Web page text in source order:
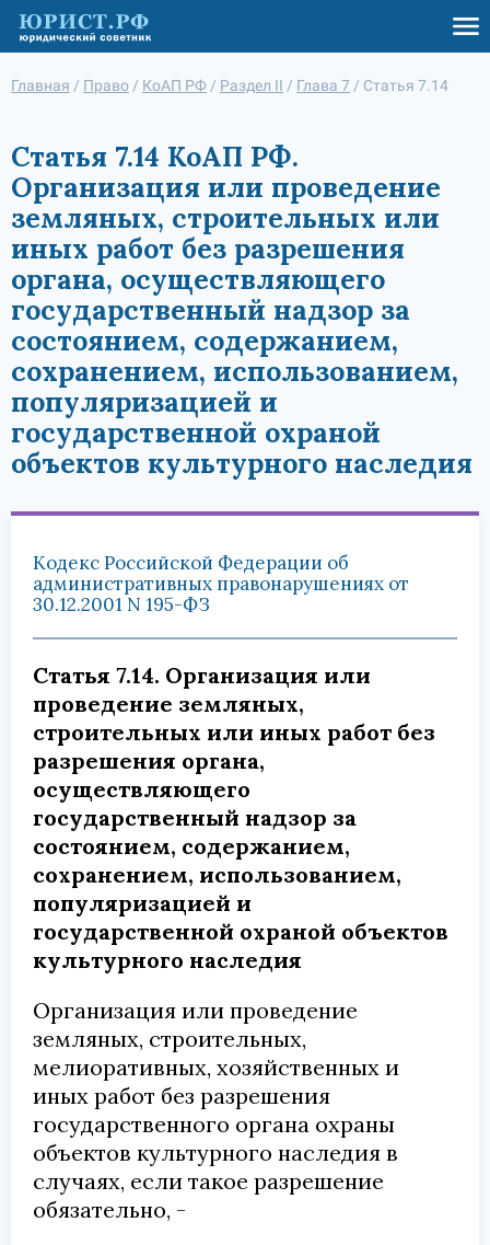
Главная / Право / КоАП РФ / Раздел II / Глава 7 / Статья 7.14
Статья 7.14 КоАП РФ.
Организация или проведение
земляных, строительных или
иных работ без разрешения
органа, осуществляющего
государственный надзор за
состоянием, содержанием,
сохранением, использованием,
популяризацией и
государственной охраной
объектов культурного наследия
Кодекс Российской Федерации об
административных правонарушениях от
30.12.2001 N 195-ФЗ
Статья 7.14. Организация или
проведение земляных,
строительных или иных работ без
разрешения органа,
осуществляющего
государственный надзор за
состоянием, содержанием,
сохранением, использованием,
популяризацией и
государственной охраной объектов
культурного наследия
Организация или проведение
земляных, строительных,
мелиоративных, хозяйственных и
иных работ без разрешения
государственного органа охраны
объектов культурного наследия в
случаях, если такое разрешение
обязательно, -